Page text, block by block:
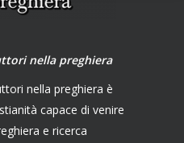
nella preghiera
nella preghiera è
capace di venire
e ricerca